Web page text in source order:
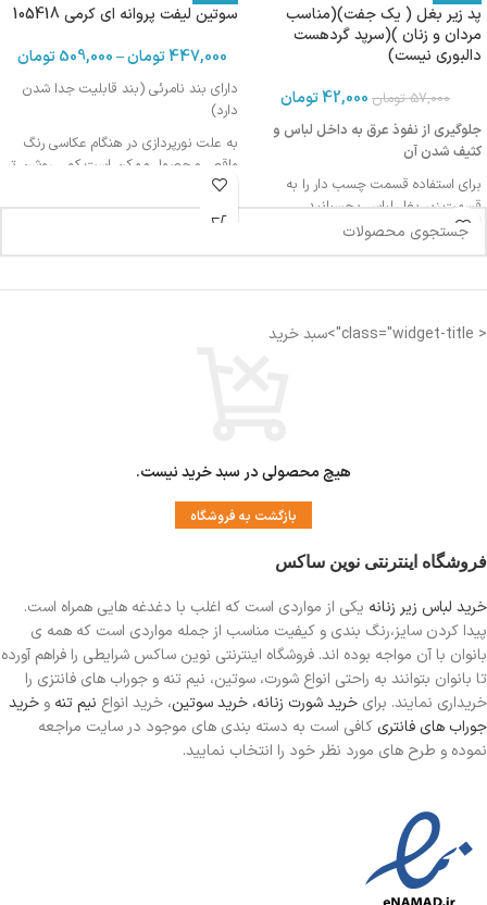
پد زیر بغل ( یک جفت)(مناسب
مردان و زنان )(سرپد گردهست
دالبوری نیست)
57,000 تومان 42,000تومان
جلوگیری از نفوذ عرق به داخل لباس و
کثیف شدن آن
برای استفاده قسمت چسب دار را به
قسمت زیر بغل لباس بچسبانید
برای آشنایی با شیوه استفاده ویدیو زیر را
مشاهده کنید
قابل استفاده برای خانم ها و آقایان
سوتین لیفت پروانه ای کرمی 105418
447,000تومان–
509,000 تومان
دارای بند نامرئی (بند قابلیت جدا شدن
دارد)
به علت نورپردازی در هنگام عکاسی رنگ
واقعی محصول ممکن است کمی روشن تر
یا تیره تر باشد
< class="widget-title">سبد خرید
هیچ محصولی در سبد خرید نیست.
بازگشت به فروشگاه
فروشگاه اینترنتی نوین ساکس
خرید لباس زیر زنانه یکی از مواردی است که اغلب با دغدغه هایی همراه است.
پیدا کردن سایز،رنگ بندی و کیفیت مناسب از جمله مواردی است که همه ی
بانوان با آن مواجه بوده اند. فروشگاه اینترنتی نوین ساکس شرایطی را فراهم آورده
تا بانوان بتوانند به راحتی انواع شورت، سوتین، نیم تنه و جوراب های فانتزی را
خریداری نمایند. برای خرید شورت زنانه، خرید سوتین، خرید انواع نیم تنه و خرید
جوراب های فانتری کافی است به دسته بندی های موجود در سایت مراجعه
نموده و طرح های مورد نظر خود را انتخاب نمایید.